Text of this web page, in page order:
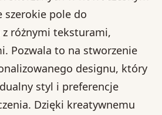
pole do
różnymi teksturami,
Pozwala to na stworzenie
designu, który
styl i preferencje
Dzięki kreatywnemu